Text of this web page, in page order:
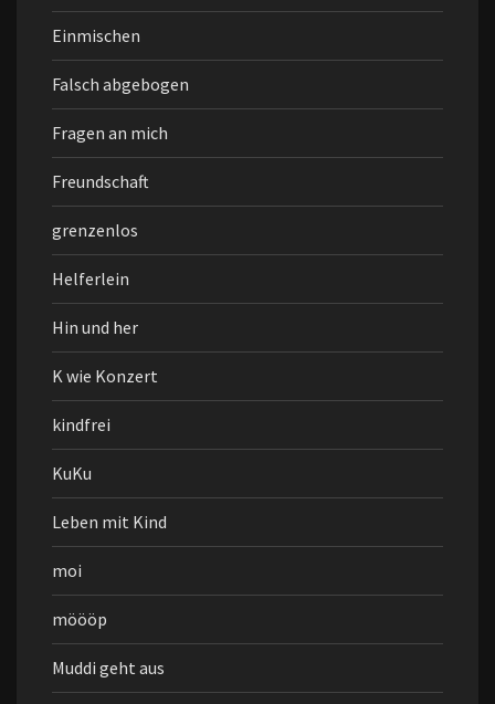
Einmischen
Falsch abgebogen
Fragen an mich
Freundschaft
grenzenlos
Helferlein
Hin und her
K wie Konzert
kindfrei
KuKu
Leben mit Kind
moi
möööp
Muddi geht aus